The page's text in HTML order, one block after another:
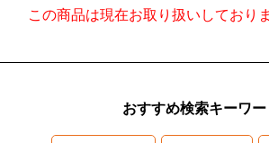
この商品は現在お取り扱いしており
おすすめ検索キーワー